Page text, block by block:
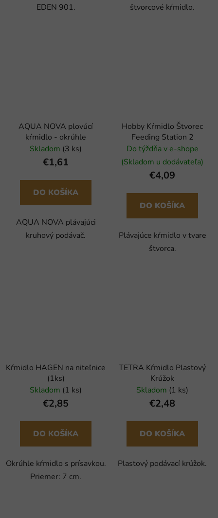
EDEN 901.
štvorcové kŕmidlo.
AQUA NOVA plovúcí
kŕmidlo - okrúhle
Skladom (3 ks)
€1,61
DO KOŠÍKA
AQUA NOVA plávajúci
kruhový podávač.
Hobby Kŕmidlo Štvorec
Feeding Station 2
Do týždňa v e-shope
(Skladom u dodávateľa)
€4,09
DO KOŠÍKA
Plávajúce kŕmidlo v tvare
štvorca.
Kŕmidlo HAGEN na niteľnice
(1ks)
Skladom (1 ks)
€2,85
DO KOŠÍKA
Okrúhle kŕmidlo s prísavkou.
Priemer: 7 cm.
TETRA Kŕmidlo Plastový
Krúžok
Skladom (1 ks)
€2,48
DO KOŠÍKA
Plastový podávací krúžok.